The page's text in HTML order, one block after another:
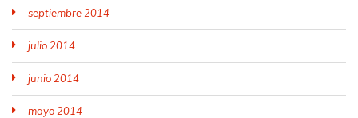
septiembre 2014
julio 2014
junio 2014
mayo 2014